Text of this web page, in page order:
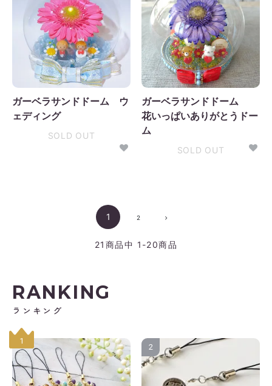
ガーベラサンドドーム ウ
ェディング
SOLD OUT
ガーベラサンドドーム
花いっぱいありがとうドー
ム
SOLD OUT
1 2
21 商品中 1-20商品
RANKING
ランキング
1
2